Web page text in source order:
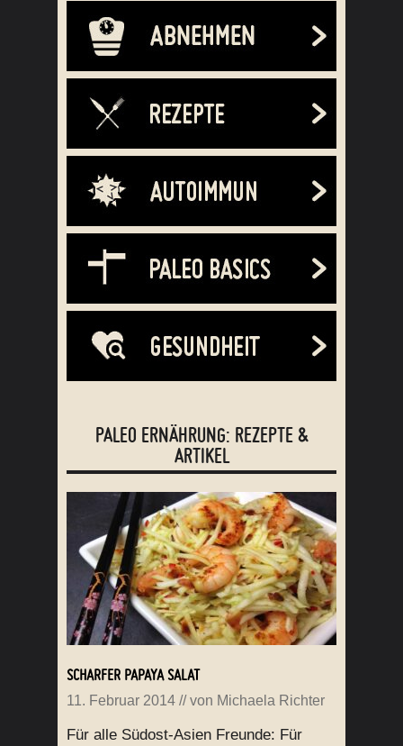
PALEO ERNÄHRUNG: REZEPTE &
ARTIKEL
SCHARFER PAPAYA SALAT
11. Februar 2014 // von Michaela Richter
Für alle Südost-Asien Freunde: Für